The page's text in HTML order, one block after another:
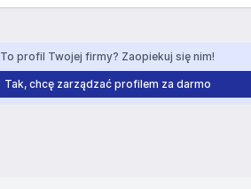
To profil Twojej firmy? Zaopiekuj się nim!
Tak, chcę zarządzać profilem za darmo